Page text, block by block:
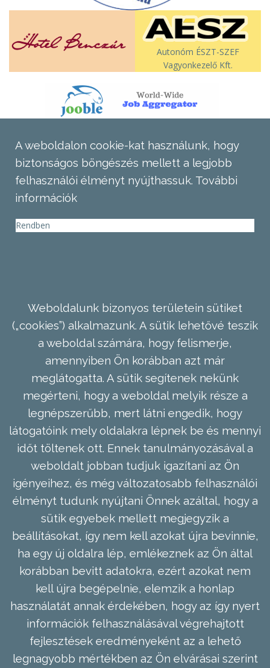
Autonóm ÉSZT-SZEF
Vagyonkezelő Kft.
A weboldalon cookie-kat használunk, hogy
biztonságos böngészés mellett a legjobb
felhasználói élményt nyújthassuk. További
információk
Rendben
Weboldalunk bizonyos területein sütiket
(„cookies”) alkalmazunk. A sütik lehetővé teszik
a weboldal számára, hogy felismerje,
amennyiben Ön korábban azt már
meglátogatta. A sütik segítenek nekünk
megérteni, hogy a weboldal melyik része a
legnépszerűbb, mert látni engedik, hogy
látogatóink mely oldalakra lépnek be és mennyi
időt töltenek ott. Ennek tanulmányozásával a
weboldalt jobban tudjuk igazítani az Ön
igényeihez, és még változatosabb felhasználói
élményt tudunk nyújtani Önnek azáltal, hogy a
sütik egyebek mellett megjegyzik a
beállításokat, így nem kell azokat újra bevinnie,
ha egy új oldalra lép, emlékeznek az Ön által
korábban bevitt adatokra, ezért azokat nem
kell újra begépelnie, elemzik a honlap
használatát annak érdekében, hogy az így nyert
információk felhasználásával végrehajtott
fejlesztések eredményeként az a lehető
legnagyobb mértékben az Ön elvárásai szerint